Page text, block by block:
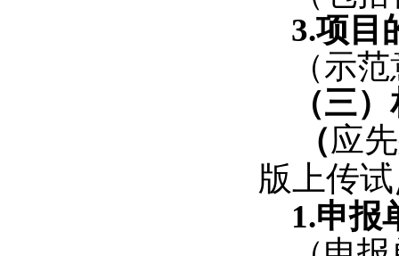
3.项目
（示
（三
（应
版上传
1.申报